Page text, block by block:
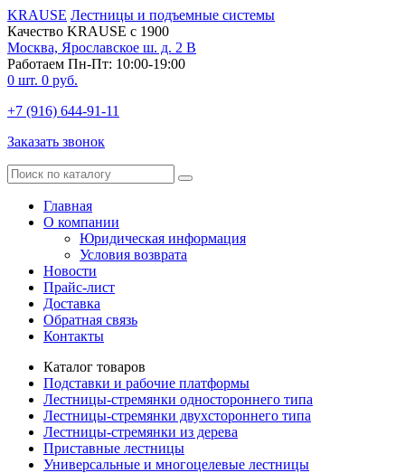
KRAUSE Лестницы и подъемные системы
Качество KRAUSE с 1900
Москва, Ярославское ш. д. 2 В
Работаем Пн-Пт: 10:00-19:00
0 шт. 0 руб.
+7 (916) 644-91-11
Заказать звонок
Главная
О компании
Юридическая информация
Условия возврата
Новости
Прайс-лист
Доставка
Обратная связь
Контакты
Каталог товаров
Подставки и рабочие платформы
Лестницы-стремянки одностороннего типа
Лестницы-стремянки двухстороннего типа
Лестницы-стремянки из дерева
Приставные лестницы
Универсальные и многоцелевые лестницы